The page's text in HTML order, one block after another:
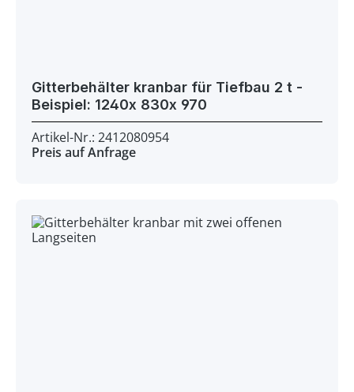
Gitterbehälter kranbar für Tiefbau 2 t -
Beispiel: 1240x 830x 970
Artikel-Nr.: 2412080954
Preis auf Anfrage